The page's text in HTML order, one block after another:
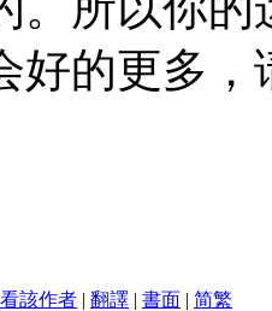
好的更多
該作者 | 翻譯 | 書面 | 简繁